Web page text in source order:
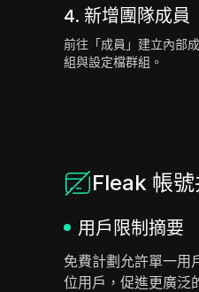
4. 新增團隊成員
前往「成員」建立內部
組與設定檔群組。
Fleak 帳號
用戶限制摘要
免費計劃允許單一用
位用戶，促進更廣泛